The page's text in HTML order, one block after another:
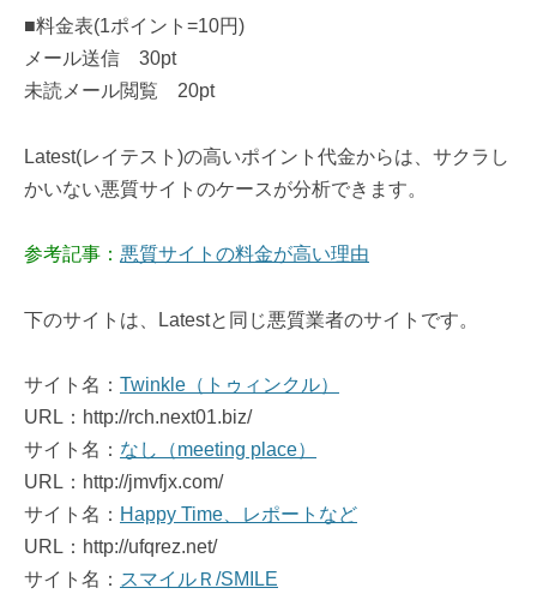
■料金表(1ポイント=10円)
メール送信 30pt
未読メール閲覧 20pt
Latest(レイテスト)の高いポイント代金からは、サクラし
かいない悪質サイトのケースが分析できます。
参考記事： 悪質サイトの料金が高い理由
下のサイトは、Latestと同じ悪質業者のサイトです。
サイト名： Twinkle（トゥィンクル）
URL：http://rch.next01.biz/
サイト名： なし（meeting place）
URL：http://jmvfjx.com/
サイト名： Happy Time、レポートなど
URL：http://ufqrez.net/
サイト名： スマイルＲ/SMILE